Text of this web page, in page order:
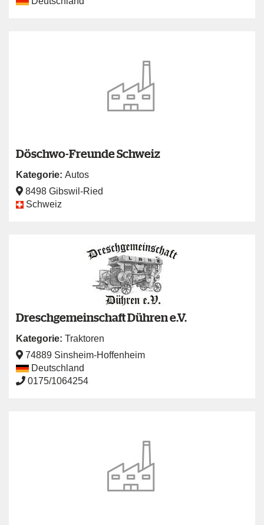
Döschwo-Freunde Schweiz
Kategorie: Autos
8498 Gibswil-Ried
Schweiz
Dreschgemeinschaft Dühren e.V.
Kategorie: Traktoren
74889 Sinsheim-Hoffenheim
Deutschland
0175/1064254